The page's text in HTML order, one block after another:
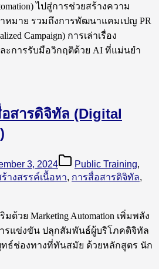
ไปสู่การช่วยสร้างความ
หมาย รวมถึงการพัฒนาแคมเปญ PR
Campaign) การเล่าเรื่อง
ละการรับมือวิกฤติด้วย AI ที่แม่นยำ
สารดิจิทัล (Digital
3, 2024 Public Training,
างสรรค์เนื้อหา, การสื่อสารดิจิทัล,
ด้วย Marketing Automation เพิ่มพลัง
ารแข่งขัน ปลุกสัมพันธ์ผู้บริโภคดิจิทัล
ธ์ช่องทางที่ทันสมัย ด้วยหลักสูตร นัก